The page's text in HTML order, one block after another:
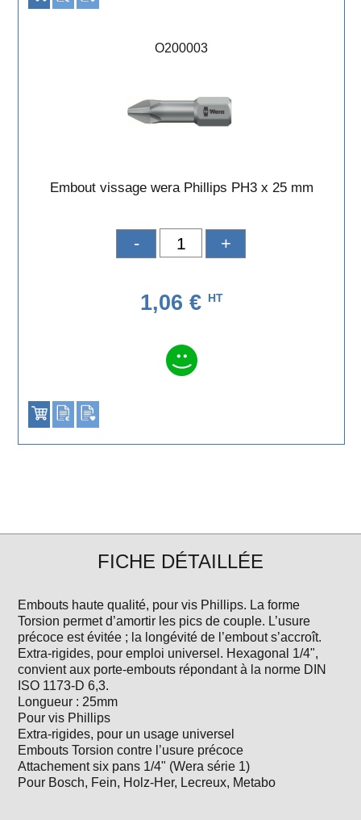
O200003
Embout vissage wera Phillips PH3 x 25 mm
- +
1,06 € HT
FICHE DÉTAILLÉE
Embouts haute qualité, pour vis Phillips. La forme
Torsion permet d’amortir les pics de couple. L’usure
précoce est évitée ; la longévité de l’embout s’accroît.
Extra-rigides, pour emploi universel. Hexagonal 1/4",
convient aux porte-embouts répondant à la norme DIN
ISO 1173-D 6,3.
Longueur : 25mm
Pour vis Phillips
Extra-rigides, pour un usage universel
Embouts Torsion contre l’usure précoce
Attachement six pans 1/4" (Wera série 1)
Pour Bosch, Fein, Holz-Her, Lecreux, Metabo